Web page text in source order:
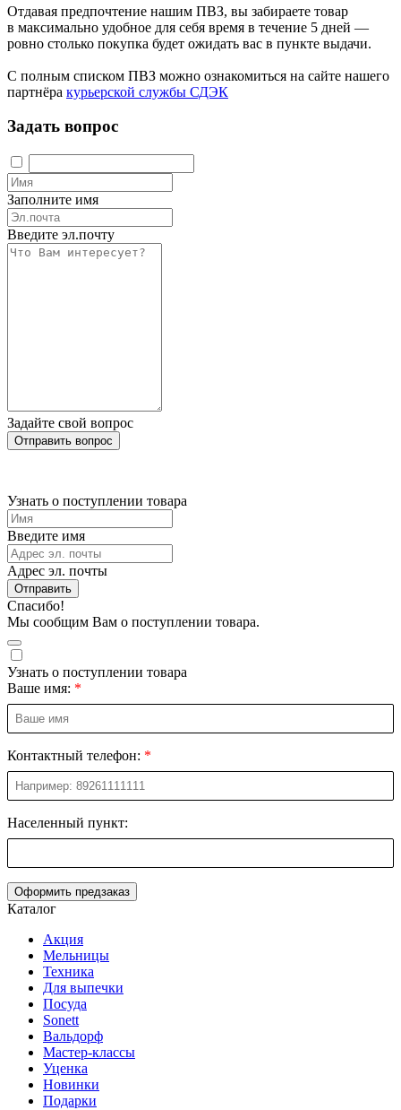
Отдавая предпочтение нашим ПВЗ, вы забираете товар
в максимально удобное для себя время в течение 5 дней —
ровно столько покупка будет ожидать вас в пункте выдачи.
С полным списком ПВЗ можно ознакомиться на сайте нашего
партнёра курьерской службы СДЭК
Задать вопрос
Заполните имя
Введите эл.почту
Задайте свой вопрос
Отправить вопрос
Узнать о поступлении товара
Введите имя
Адрес эл. почты
Отправить
Спасибо!
Мы сообщим Вам о поступлении товара.
Узнать о поступлении товара
Ваше имя:
Контактный телефон:
Населенный пункт:
Оформить предзаказ
Каталог
Акция
Мельницы
Техника
Для выпечки
Посуда
Sonett
Вальдорф
Мастер-классы
Уценка
Новинки
Подарки